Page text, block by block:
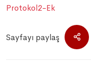
Protokol2-Ek
Sayfayı paylaş